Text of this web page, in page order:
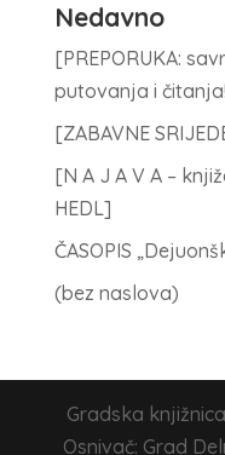
Nedavno
[PREPORUKA:
putovanja i
[ZABAVNE
[N A J A V A –
HEDL]
ČASOPIS
(bez naslova)
Gradska
Osnivač: Grad